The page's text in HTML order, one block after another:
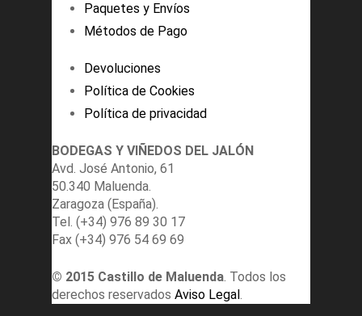
Paquetes y Envíos
Métodos de Pago
Devoluciones
Política de Cookies
Política de privacidad
BODEGAS Y VIÑEDOS DEL JALÓN
Avd. José Antonio, 61
50.340 Maluenda.
Zaragoza (España).
Tel. (+34) 976 89 30 17
Fax (+34) 976 54 69 69
© 2015 Castillo de Maluenda. Todos los
derechos reservados Aviso Legal .